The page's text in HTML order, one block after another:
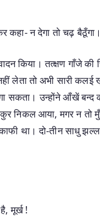
कहा- न देगा तो चढ़ बैठूँगा।
किया। तत्क्षण गाँजे
लेता तो अभी सारी कलई
सकता। उन्होंने आँखें
निकल आया, मगर न तो
था। दो-तीन साधु
मूर्ख !